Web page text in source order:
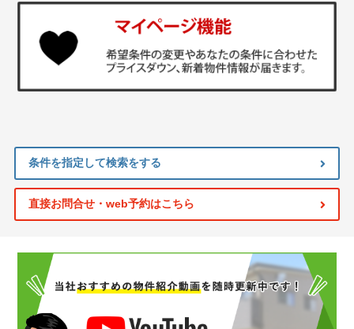
条件を指定して検索をする
直接お問合せ・web予約はこちら